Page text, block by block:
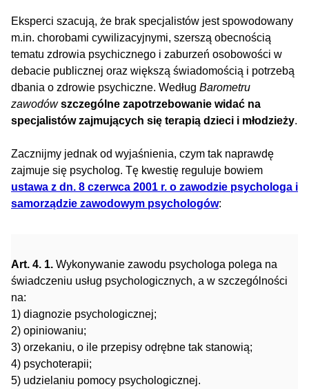
Eksperci szacują, że brak specjalistów jest spowodowany
m.in. chorobami cywilizacyjnymi, szerszą obecnością
tematu zdrowia psychicznego i zaburzeń osobowości w
debacie publicznej oraz większą świadomością i potrzebą
dbania o zdrowie psychiczne. Według Barometru
zawodów szczególne zapotrzebowanie widać na
specjalistów zajmujących się terapią dzieci i młodzieży.
Zacznijmy jednak od wyjaśnienia, czym tak naprawdę
zajmuje się psycholog. Tę kwestię reguluje bowiem
ustawa z dn. 8 czerwca 2001 r. o zawodzie psychologa i
samorządzie zawodowym psychologów:
Art. 4. 1. Wykonywanie zawodu psychologa polega na
świadczeniu usług psychologicznych, a w szczególności
na:
1) diagnozie psychologicznej;
2) opiniowaniu;
3) orzekaniu, o ile przepisy odrębne tak stanowią;
4) psychoterapii;
5) udzielaniu pomocy psychologicznej.